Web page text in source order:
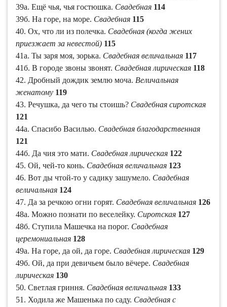
39а. Ещё чья, чья гостюшка. Свадебная 114
39б. На горе, на море. Свадебная 115
40. Ох, что ли из полечка. Свадебная (когда жених
приезжает за невестой) 115
41а. Ты заря моя, зорька. Свадебная величальная 117
41б. В городе звоны звонят. Свадебная лирическая 118
42. Дробный дождик землю моча. Величальная
женатому 119
43. Речушка, да чего ты стоишь? Свадебная сиротская
121
44а. Спасибо Василью. Свадебная благодарственная
121
44б. Да чия это мати. Свадебная лирическая 122
45. Ой, чей-то конь. Свадебная величальная 123
46. Вот ды чтой-то у садику зашумело. Свадебная
величальная 124
47. Да за речкою огни горят. Свадебная величальная 126
48а. Можно познати по веселейку. Сиротская 127
48б. Ступила Машечка на порог. Свадебная
церемониальная 128
49а. На горе, да ой, да горе. Свадебная лирическая 129
49б. Ой, да при девичьем было вёчере. Свадебная
лирическая 130
50. Светлая гриння. Свадебная величальная 133
51. Ходила же Машенька по саду. Свадебная с